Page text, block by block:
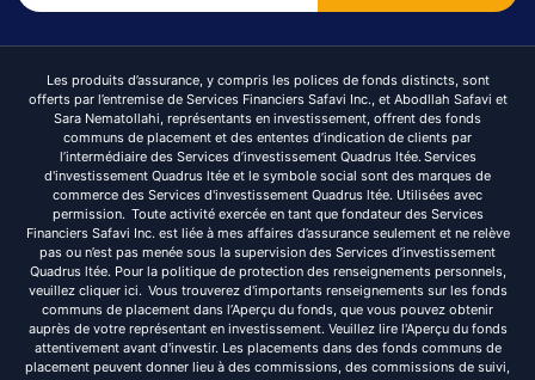
Les produits d’assurance, y compris les polices de fonds distincts, sont
offerts par l’entremise de Services Financiers Safavi Inc., et Abodllah Safavi et
Sara Nematollahi, représentants en investissement, offrent des fonds
communs de placement et des ententes d’indication de clients par
l’intermédiaire des Services d’investissement Quadrus ltée. Services
d'investissement Quadrus ltée et le symbole social sont des marques de
commerce des Services d'investissement Quadrus ltée. Utilisées avec
permission. Toute activité exercée en tant que fondateur des Services
Financiers Safavi Inc. est liée à mes affaires d’assurance seulement et ne relève
pas ou n’est pas menée sous la supervision des Services d’investissement
Quadrus ltée. Pour la politique de protection des renseignements personnels,
veuillez cliquer ici. Vous trouverez d'importants renseignements sur les fonds
communs de placement dans l’Aperçu du fonds, que vous pouvez obtenir
auprès de votre représentant en investissement. Veuillez lire l'Aperçu du fonds
attentivement avant d'investir. Les placements dans des fonds communs de
placement peuvent donner lieu à des commissions, des commissions de suivi,